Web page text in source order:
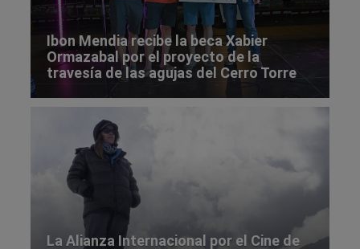
Ibon Mendia recibe la beca Xabier
Ormazabal por el proyecto de la
travesía de las agujas del Cerro Torre
La Alianza Internacional por el Cine de